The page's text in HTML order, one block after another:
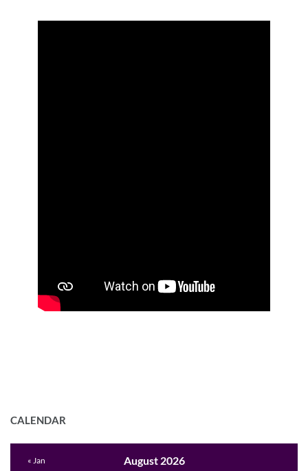
CALENDAR
August 2026
« Jan